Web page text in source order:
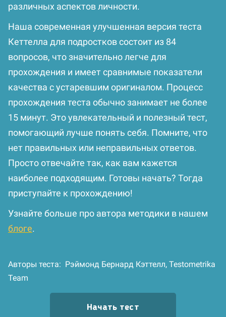
различных аспектов личности.
Наша современная улучшенная версия теста
Кеттелла для подростков состоит из 84
вопросов, что значительно легче для
прохождения и имеет сравнимые показатели
качества с устаревшим оригиналом. Процесс
прохождения теста обычно занимает не более
15 минут. Это увлекательный и полезный тест,
помогающий лучше понять себя. Помните, что
нет правильных или неправильных ответов.
Просто отвечайте так, как вам кажется
наиболее подходящим. Готовы начать? Тогда
приступайте к прохождению!
Узнайте больше про автора методики в нашем
блоге.
Авторы теста: Рэймонд Бернард Кэттелл, Testometrika
Team
Начать тест